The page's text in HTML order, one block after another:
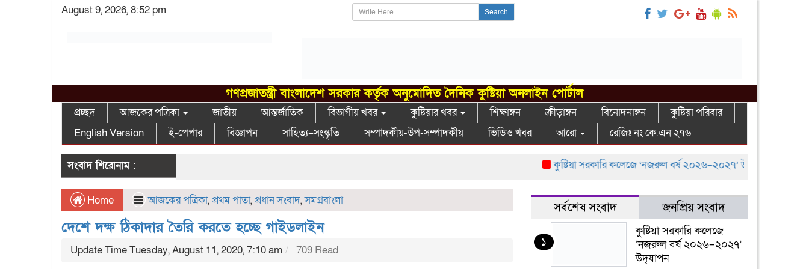
August 9, 2026, 8:52 pm Search
গণপ্রজাতন্ত্রী বাংলাদেশ সরকার কর্তৃক অনুমোদিত দৈনিক কুষ্টিয়া অনলাইন পোর্টাল
প্রচ্ছদ আজকের পত্রিকা জাতীয় আন্তর্জাতিক বিভাগীয় খবর কুষ্টিয়ার খবর শিক্ষাঙ্গন ক্রীড়াঙ্গন বিনোদনাঙ্গন
কুষ্টিয়া পরিবার
English Version
ই-পেপার বিজ্ঞাপন সাহিত্য–সংস্কৃতি সম্পাদকীয়-উপ-সম্পাদকীয় ভিডিও খবর আরো রেজিঃ নং কে.এন ২৭৬
সংবাদ শিরোনাম : কুষ্টিয়া সরকারি কলেজে ‘নজরুল বর্ষ ২০২৬–২০২৭’ উদ্‌যাপন
Home আজকের পত্রিকা,প্রথম পাতা,প্রধান সংবাদ,সমগ্রবাংলা
দেশে দক্ষ ঠিকাদার তৈরি করতে হচ্ছে গাইডলাইন
Update Time Tuesday, August 11, 2020, 7:10 am 709 Read
সর্বশেষ সংবাদ জনপ্রিয় সংবাদ
১
কুষ্টিয়া সরকারি কলেজে
‘নজরুল বর্ষ ২০২৬–২০২৭’
উদ্‌যাপন